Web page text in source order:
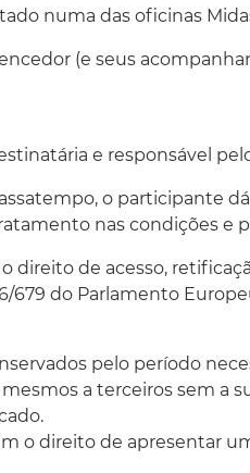
numa das oficinas
(e seus
e responsável
o participante
nas condições e
direito de acesso,
679 do Parlamento
pelo período
a terceiros sem a
o direito de apresentar